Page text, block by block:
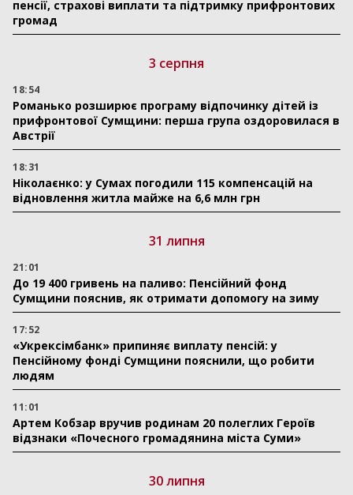
пенсії, страхові виплати та підтримку прифронтових
громад
3 серпня
18:54
Романько розширює програму відпочинку дітей із
прифронтової Сумщини: перша група оздоровилася в
Австрії
18:31
Ніколаєнко: у Сумах погодили 115 компенсацій на
відновлення житла майже на 6,6 млн грн
31 липня
21:01
До 19 400 гривень на паливо: Пенсійний фонд
Сумщини пояснив, як отримати допомогу на зиму
17:52
«Укрексімбанк» припиняє виплату пенсій: у
Пенсійному фонді Сумщини пояснили, що робити
людям
11:01
Артем Кобзар вручив родинам 20 полеглих Героїв
відзнаки «Почесного громадянина міста Суми»
30 липня